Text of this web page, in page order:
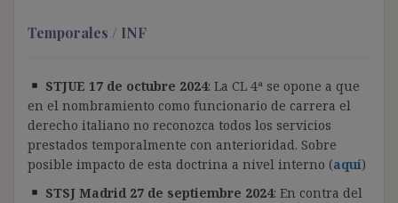
Temporales / INF
STJUE 17 de octubre 2024: La CL 4ª se opone a que
en el nombramiento como funcionario de carrera el
derecho italiano no reconozca todos los servicios
prestados temporalmente con anterioridad. Sobre
posible impacto de esta doctrina a nivel interno (aquí)
STSJ Madrid 27 de septiembre 2024: En contra del